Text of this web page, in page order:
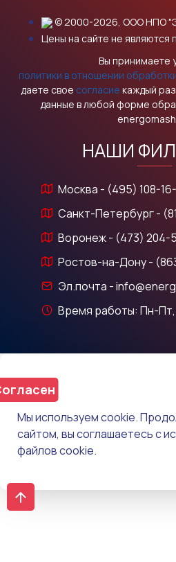
© 2000-2026, ООО НПО
Цены на сайте не являются
Вы принимаете
политики в отношении
даете свое согласие каждый
данные в любой форме
НАШИ
Москва - (495) 108-16-
Санкт-Петербург -
Воронеж - (473) 204-
Ростов-на-Дону -
Эл.почта -
Время работы: Пн-
Мы используем cookie.
сайтом, вы соглашаетесь с
файлов cookie.